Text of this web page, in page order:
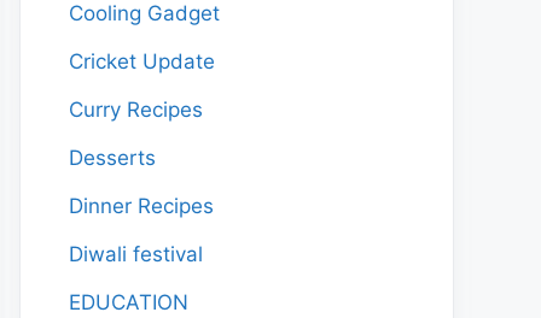
Cooling Gadget
Cricket Update
Curry Recipes
Desserts
Dinner Recipes
Diwali festival
EDUCATION